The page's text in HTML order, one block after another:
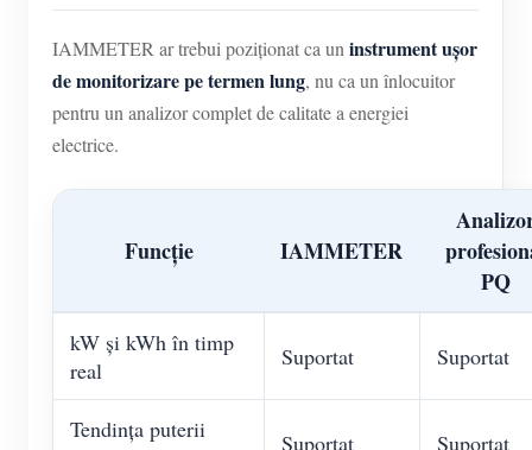
IAMMETER ar trebui poziționat ca un instrument ușor
de monitorizare pe termen lung, nu ca un înlocuitor
pentru un analizor complet de calitate a energiei
electrice.
Funcție IAMMETER
PQ
kW și kWh în timp
real
Suportat Suportat
Tendința puterii
Suportat Suportat